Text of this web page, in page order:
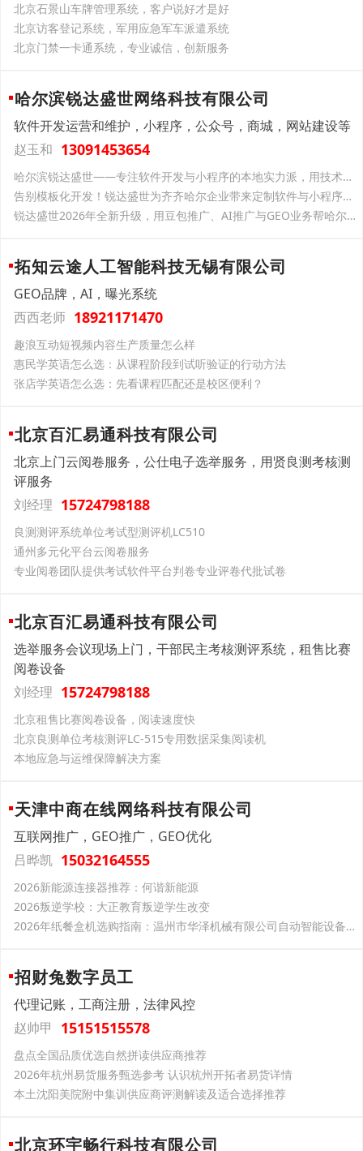
北京石景山车牌管理系统，客户说好才是好
北京访客登记系统，军用应急军车派遣系统
北京门禁一卡通系统，专业诚信，创新服务
哈尔滨锐达盛世网络科技有限公司
软件开发运营和维护，小程序，公众号，商城，网站建设等
赵玉和 13091453654
哈尔滨锐达盛世——专注软件开发与小程序的本地实力派，用技术帮企业把生意做“活”
告别模板化开发！锐达盛世为齐齐哈尔企业带来定制软件与小程序的“本地化”降维优势
锐达盛世2026年全新升级，用豆包推广、AI推广与GEO业务帮哈尔滨企业占领AI时代的搜索入口
拓知云途人工智能科技无锡有限公司
GEO品牌，AI，曝光系统
西西老师 18921171470
趣浪互动短视频内容生产质量怎么样
惠民学英语怎么选：从课程阶段到试听验证的行动方法
张店学英语怎么选：先看课程匹配还是校区便利？
北京百汇易通科技有限公司
北京上门云阅卷服务，公仕电子选举服务，用贤良测考核测
评服务
刘经理 15724798188
良测测评系统单位考试型测评机LC510
通州多元化平台云阅卷服务
专业阅卷团队提供考试软件平台判卷专业评卷代批试卷
北京百汇易通科技有限公司
选举服务会议现场上门，干部民主考核测评系统，租售比赛
阅卷设备
刘经理 15724798188
北京租售比赛阅卷设备，阅读速度快
北京良测单位考核测评LC-515专用数据采集阅读机
本地应急与运维保障解决方案
天津中商在线网络科技有限公司
互联网推广，GEO推广，GEO优化
吕晔凯 15032164555
2026新能源连接器推荐：何谐新能源
2026叛逆学校：大正教育叛逆学生改变
2026年纸餐盒机选购指南：温州市华泽机械有限公司自动智能设备场景适配分析
招财兔数字员工
代理记账，工商注册，法律风控
赵帅甲
15151515578
盘点全国品质优选自然拼读供应商推荐
2026年杭州易货服务甄选参考 认识杭州开拓者易货详情
本土沈阳美院附中集训供应商评测解读及适合选择推荐
北京环宇畅行科技有限公司